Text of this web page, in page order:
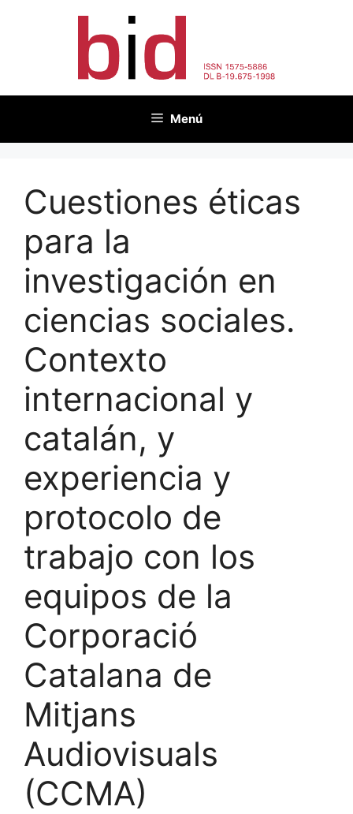
Menú
Cuestiones éticas
para la
investigación en
ciencias sociales.
Contexto
internacional y
catalán, y
experiencia y
protocolo de
trabajo con los
equipos de la
Corporació
Catalana de
Mitjans
Audiovisuals
(CCMA)